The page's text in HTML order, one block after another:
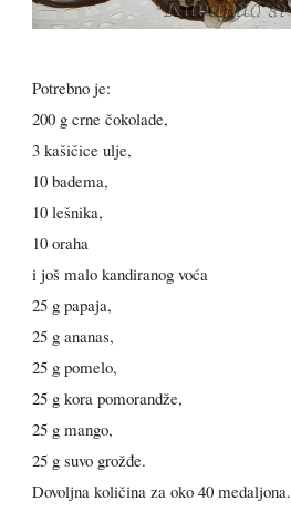
Potrebno je:
200 g crne čokolade,
3 kašičice ulje,
10 badema,
10 lešnika,
10 oraha
i još malo kandiranog voća
25 g papaja,
25 g ananas,
25 g pomelo,
25 g kora pomorandže,
25 g mango,
25 g suvo grožđe.
Dovoljna količina za oko 40 medaljona.